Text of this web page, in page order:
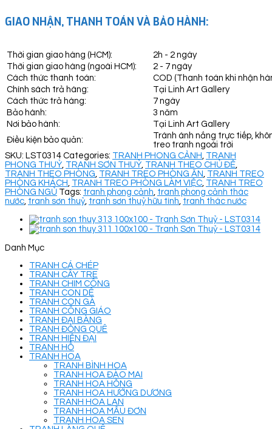
GIAO NHẬN, THANH TOÁN VÀ BẢO HÀNH:
Thời gian giao hàng (HCM):
2h - 2 ngày
Thời gian giao hàng (ngoài HCM):
2 - 7 ngày
Cách thức thanh toán:
COD (Thanh toán khi nhận
Chính sách trả hàng:
Tại Linh Art Gallery
Cách thức trả hàng:
7 ngày
Bảo hành:
3 năm
Nơi bảo hành:
Tại Linh Art Gallery
Điều kiện bảo quản:
Tránh ánh nắng trực tiếp,
treo tranh ngoài trời
SKU: LST0314 Categories: TRANH PHONG CẢNH, TRANH
PHONG THUỶ, TRANH SƠN THUỶ, TRANH THEO CHỦ ĐỀ,
TRANH THEO PHÒNG, TRANH TREO PHÒNG ĂN, TRANH TREO
PHÒNG KHÁCH, TRANH TREO PHÒNG LÀM VIỆC, TRANH TREO
PHÒNG NGỦ Tags: tranh phong cảnh, tranh phong cảnh thác
nước, tranh sơn thuỷ, tranh sơn thuỷ hữu tình, tranh thác nước
Danh Mục
TRANH CÁ CHÉP
TRANH CÂY TRE
TRANH CHIM CÔNG
TRANH CON DÊ
TRANH CON GÀ
TRANH CÔNG GIÁO
TRANH ĐẠI BÀNG
TRANH ĐỒNG QUÊ
TRANH HIỆN ĐẠI
TRANH HỔ
TRANH HOA
TRANH BÌNH HOA
TRANH HOA ĐÀO MAI
TRANH HOA HỒNG
TRANH HOA HƯỚNG DƯƠNG
TRANH HOA LAN
TRANH HOA MẪU ĐƠN
TRANH HOA SEN